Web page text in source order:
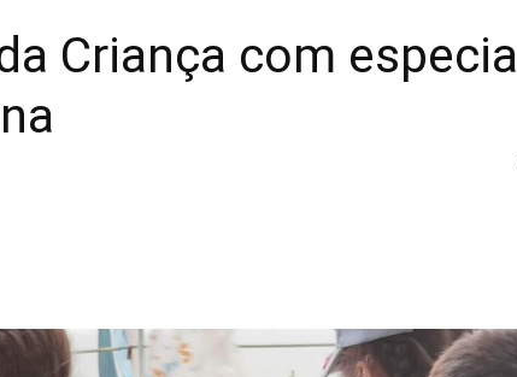
Criança com especial